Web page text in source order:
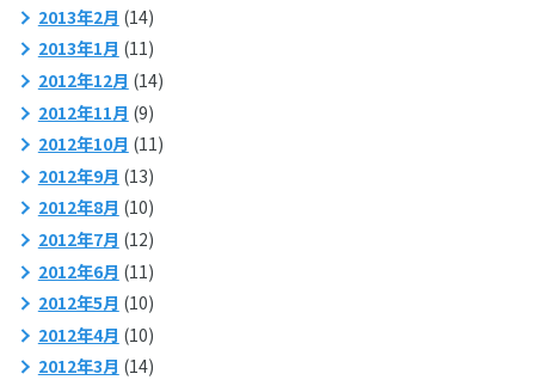
2013年2月 (14)
2013年1月 (11)
2012年12月 (14)
2012年11月 (9)
2012年10月 (11)
2012年9月 (13)
2012年8月 (10)
2012年7月 (12)
2012年6月 (11)
2012年5月 (10)
2012年4月 (10)
2012年3月 (14)